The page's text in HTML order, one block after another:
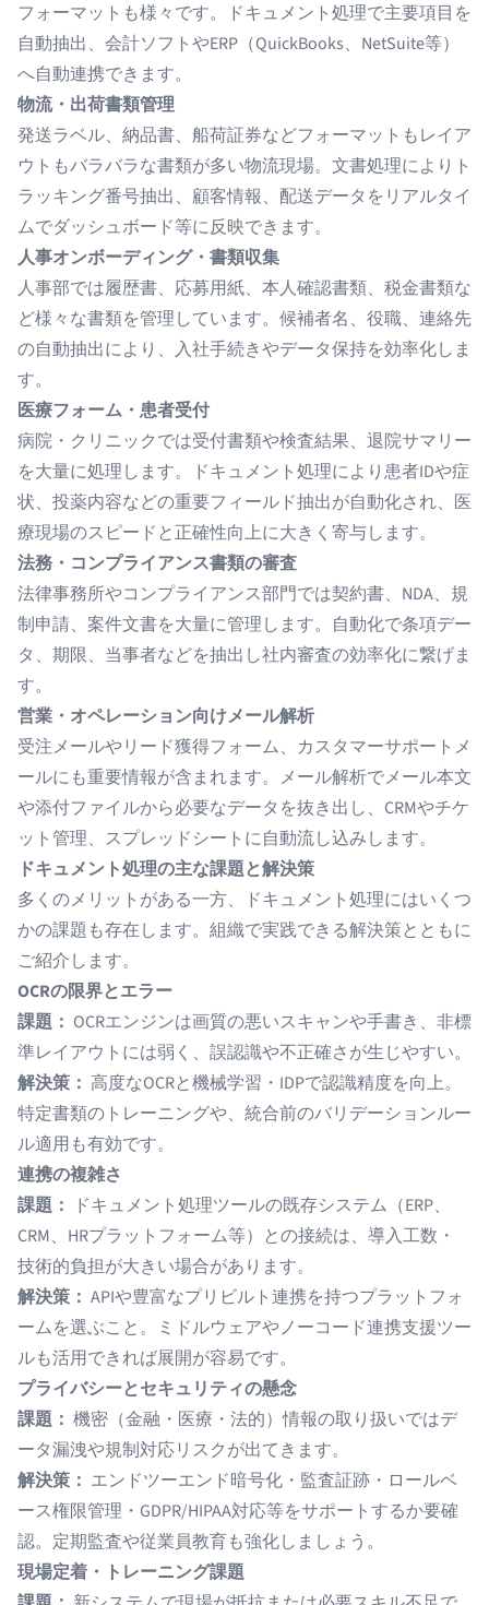
フォーマットも様々です。ドキュメント処理で主要項目を
自動抽出、会計ソフトやERP（QuickBooks、NetSuite等）
へ自動連携できます。
物流・出荷書類管理
発送ラベル、納品書、船荷証券などフォーマットもレイア
ウトもバラバラな書類が多い物流現場。文書処理により ト
ラッキング番号抽出、顧客情報、配送データをリアルタイ
ムでダッシュボード等に反映できます。
人事オンボーディング・書類収集
人事部では履歴書、応募用紙、本人確認書類、税金書類な
ど様々な書類を管理しています。 候補者名、役職、連絡先
の自動抽出により、入社手続きやデータ保持を効率化しま
す。
医療フォーム・患者受付
病院・クリニックでは受付書類や検査結果、退院サマリー
を大量に処理します。ドキュメント処理により患者IDや症
状、投薬内容などの重要フィールド抽出が自動化され、医
療現場のスピードと正確性向上に大きく寄与します。
法務・コンプライアンス書類の審査
法律事務所やコンプライアンス部門では契約書、NDA、規
制申請、案件文書を大量に管理します。自動化で条項デー
タ 、期限、当事者などを抽出し社内審査の効率化に繋げま
す。
営業・オペレーション向けメール解析
受注メールやリード獲得フォーム、カスタマーサポートメ
ールにも重要情報が含まれます。 メール解析でメール本文
や添付ファイルから必要なデータを抜き出し、CRMやチケ
ット管理、スプレッドシートに自動流し込みします。
ドキュメント処理の主な課題と解決策
多くのメリットがある一方、ドキュメント処理にはいくつ
かの課題も存在します。組織で実践できる解決策とともに
ご紹介します。
OCRの限界とエラー
課題： OCRエンジンは画質の悪いスキャンや手書き、非標
準レイアウトには弱く、誤認識や不正確さが生じやすい。
解決策： 高度なOCRと機械学習・IDPで認識精度を向上。
特定書類のトレーニングや、統合前のバリデーションルー
ル適用も有効です。
連携の複雑さ
課題：
ドキュメント処理ツールの既存システム（ERP、
CRM、HRプラットフォーム等）との接続は、導入工数・
技術的負担が大きい場合があります。
解決策： APIや豊富なプリビルト連携を持つプラットフォ
ームを選ぶこと。ミドルウェアやノーコード連携支援ツー
ルも活用できれば展開が容易です。
プライバシーとセキュリティの懸念
課題： 機密（金融・医療・法的）情報の取り扱いではデ
ータ漏洩や規制対応リスクが出てきます。
解決策： エンドツーエンド暗号化・監査証跡・ロールベ
ース権限管理・GDPR/HIPAA対応等をサポートするか要確
認。定期監査や従業員教育も強化しましょう。
現場定着・トレーニング課題